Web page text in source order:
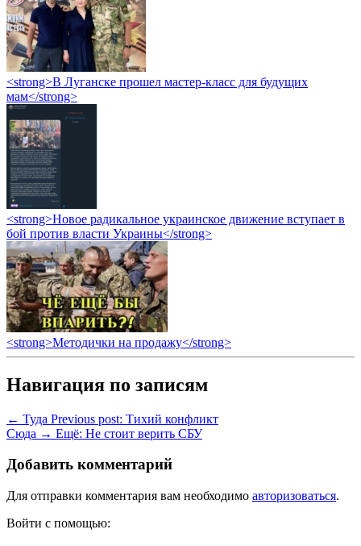
<strong>В Луганске прошел мастер-класс для будущих
мам</strong>
<strong>Новое радикальное украинское движение вступает в
бой против власти Украины</strong>
<strong>Методички на продажу</strong>
Навигация по записям
← Туда Previous post: Тихий конфликт
Сюда → Ещё: Не стоит верить СБУ
Добавить комментарий
Для отправки комментария вам необходимо авторизоваться.
Войти с помощью: